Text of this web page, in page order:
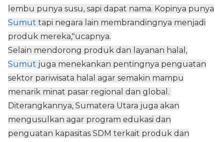
lembu punya susu, sapi dapat nama. Kopinya punya
Sumut tapi negara lain membrandingnya menjadi
produk mereka,"ucapnya.
Selain mendorong produk dan layanan halal,
Sumut juga menekankan pentingnya penguatan
sektor pariwisata halal agar semakin mampu
menarik minat pasar regional dan global.
Diterangkannya, Sumatera Utara juga akan
mengusulkan agar program edukasi dan
penguatan kapasitas SDM terkait produk dan